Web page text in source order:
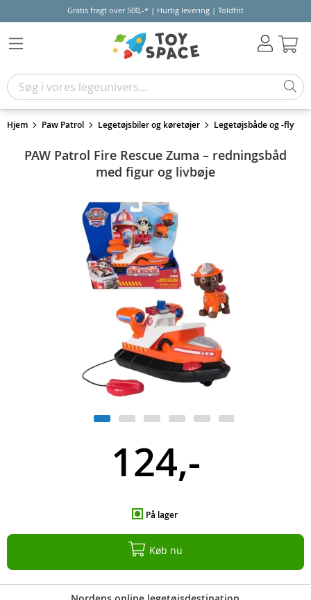
Gratis fragt over 500,-* | Hurtig levering | Toldfrit
Hjem Paw Patrol Legetøjsbiler og køretøjer Legetøjsbåde og -fly
PAW Patrol Fire Rescue Zuma – redningsbåd
med figur og livbøje
124,-
På lager
Køb nu